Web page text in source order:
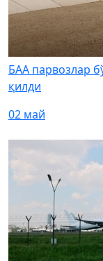
БАА парвозлар
қилди
02 май